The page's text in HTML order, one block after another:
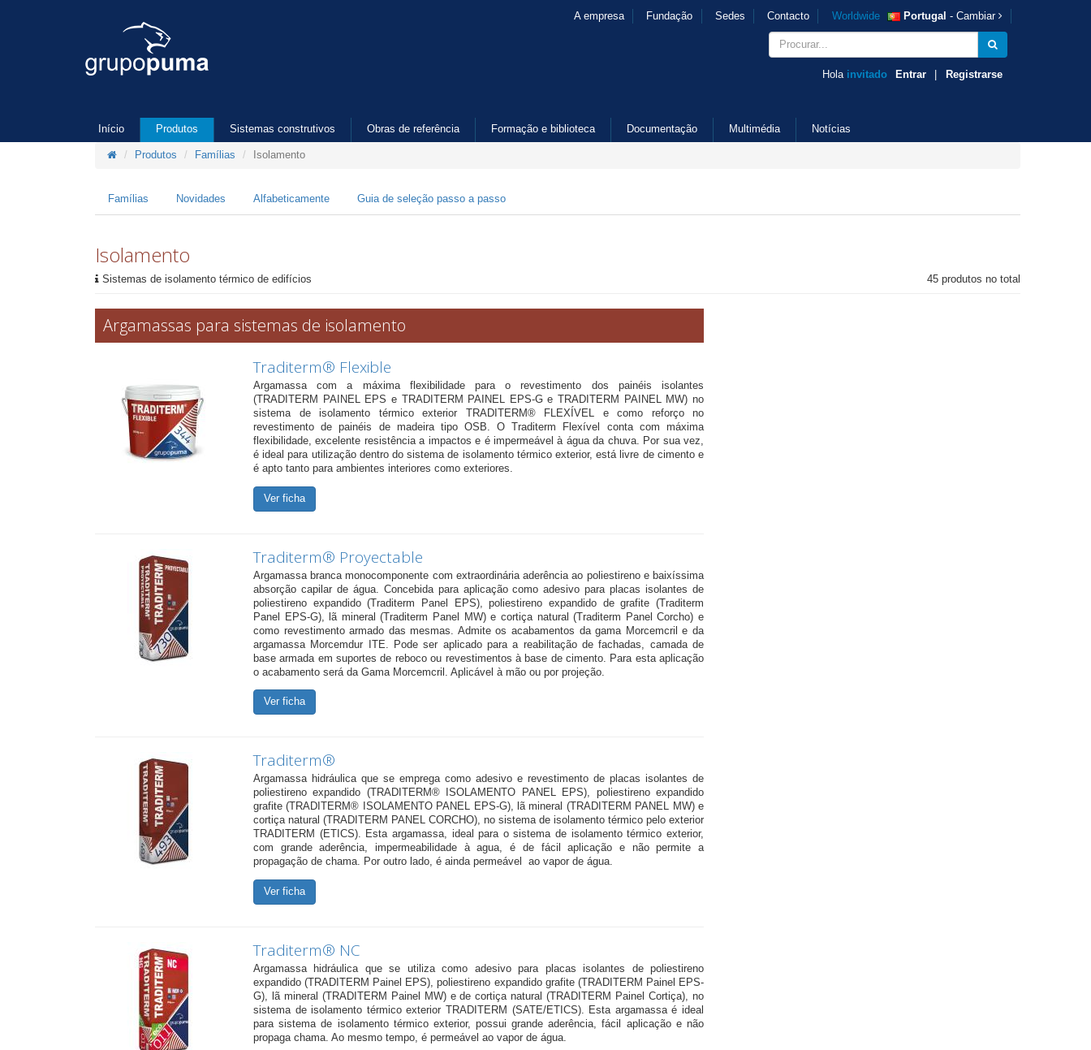
A empresa Fundação Sedes Contacto Worldwide Portugal - Cambiar
Hola invitado Entrar Registrarse
Início Produtos Sistemas construtivos Obras de referência Formação e biblioteca Documentação Multimédia Notícias
Produtos Famílias Isolamento
Famílias Novidades Alfabeticamente Guia de seleção passo a passo
Isolamento
45 produtos no total
Sistemas de isolamento térmico de edifícios
Argamassas para sistemas de isolamento
Traditerm® Flexible
Argamassa com a máxima flexibilidade para o revestimento dos painéis isolantes
(TRADITERM PAINEL EPS e TRADITERM PAINEL EPS-G e TRADITERM PAINEL MW) no
sistema de isolamento térmico exterior TRADITERM® FLEXÍVEL e como reforço no
revestimento de painéis de madeira tipo OSB. O Traditerm Flexível conta com máxima
flexibilidade, excelente resistência a impactos e é impermeável à água da chuva. Por sua vez,
é ideal para utilização dentro do sistema de isolamento térmico exterior, está livre de cimento e
é apto tanto para ambientes interiores como exteriores.
Ver ficha
Traditerm® Proyectable
Argamassa branca monocomponente com extraordinária aderência ao poliestireno e baixíssima
absorção capilar de água. Concebida para aplicação como adesivo para placas isolantes de
poliestireno expandido (Traditerm Panel EPS), poliestireno expandido de grafite (Traditerm
Panel EPS-G), lã mineral (Traditerm Panel MW) e cortiça natural (Traditerm Panel Corcho) e
como revestimento armado das mesmas. Admite os acabamentos da gama Morcemcril e da
argamassa Morcemdur ITE. Pode ser aplicado para a reabilitação de fachadas, camada de
base armada em suportes de reboco ou revestimentos à base de cimento. Para esta aplicação
o acabamento será da Gama Morcemcril. Aplicável à mão ou por projeção.
Ver ficha
Traditerm®
Argamassa hidráulica que se emprega como adesivo e revestimento de placas isolantes de
poliestireno expandido (TRADITERM® ISOLAMENTO PANEL EPS), poliestireno expandido
grafite (TRADITERM® ISOLAMENTO PANEL EPS-G), lã mineral (TRADITERM PANEL MW) e
cortiça natural (TRADITERM PANEL CORCHO), no sistema de isolamento térmico pelo exterior
TRADITERM (ETICS). Esta argamassa, ideal para o sistema de isolamento térmico exterior,
com grande aderência, impermeabilidade à agua, é de fácil aplicação e não permite a
propagação de chama. Por outro lado, é ainda permeável ao vapor de água.
Ver ficha
Traditerm® NC
Argamassa hidráulica que se utiliza como adesivo para placas isolantes de poliestireno
expandido (TRADITERM Painel EPS), poliestireno expandido grafite (TRADITERM Painel EPS-
G), lã mineral (TRADITERM Painel MW) e de cortiça natural (TRADITERM Painel Cortiça), no
sistema de isolamento térmico exterior TRADITERM (SATE/ETICS). Esta argamassa é ideal
para sistema de isolamento térmico exterior, possui grande aderência, fácil aplicação e não
propaga chama. Ao mesmo tempo, é permeável ao vapor de água.